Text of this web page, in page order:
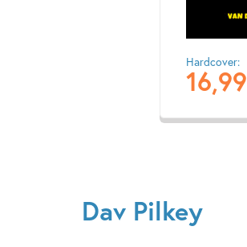
Hardcover:
16,99
Dav Pilkey